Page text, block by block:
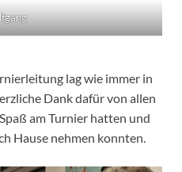
lag wie immer in
Dank dafür von allen
am Turnier hatten und
Hause nehmen konnten.